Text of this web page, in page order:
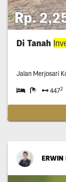
Rp.
Di Tanah
Jalan Merjosari
4472
ERWIN